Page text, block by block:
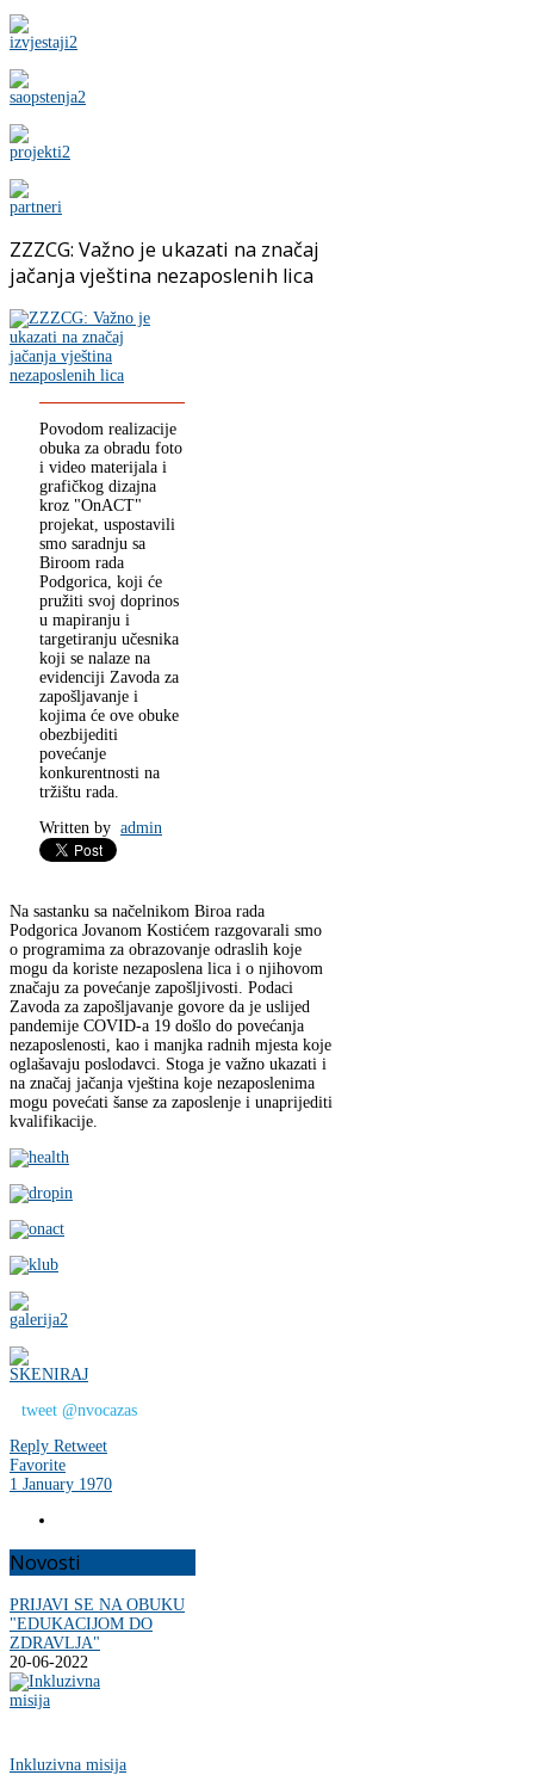
ZZZCG: Važno je ukazati na značaj
jačanja vještina nezaposlenih lica
Povodom realizacije
obuka za obradu foto
i video materijala i
grafičkog dizajna
kroz "OnACT"
projekat, uspostavili
smo saradnju sa
Biroom rada
Podgorica, koji će
pružiti svoj doprinos
u mapiranju i
targetiranju učesnika
koji se nalaze na
evidenciji Zavoda za
zapošljavanje i
kojima će ove obuke
obezbijediti
povećanje
konkurentnosti na
tržištu rada.
Written by admin
Na sastanku sa načelnikom Biroa rada
Podgorica Jovanom Kostićem razgovarali smo
o programima za obrazovanje odraslih koje
mogu da koriste nezaposlena lica i o njihovom
značaju za povećanje zapošljivosti. Podaci
Zavoda za zapošljavanje govore da je uslijed
pandemije COVID-a 19 došlo do povećanja
nezaposlenosti, kao i manjka radnih mjesta koje
oglašavaju poslodavci. Stoga je važno ukazati i
na značaj jačanja vještina koje nezaposlenima
mogu povećati šanse za zaposlenje i unaprijediti
kvalifikacije.
tweet @nvocazas
Reply Retweet
Favorite
1 January 1970
Novosti
PRIJAVI SE NA OBUKU
"EDUKACIJOM DO
ZDRAVLJA"
20-06-2022
Inkluzivna misija